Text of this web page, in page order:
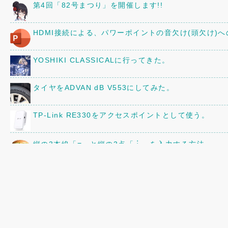
第4回「82号まつり」を開催します!!
HDMI接続による、パワーポイントの音欠け(頭欠け)へ
YOSHIKI CLASSICALに行ってきた。
タイヤをADVAN dB V553にしてみた。
TP-Link RE330をアクセスポイントとして使う。
縦の3本線「≡」と縦の3点「︙」を入力する方法